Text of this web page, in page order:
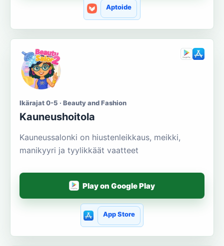
Aptoide
Ikärajat 0-5 · Beauty and Fashion
Kauneushoitola
Kauneussalonki on hiustenleikkaus, meikki,
manikyyri ja tyylikkäät vaatteet
Play on Google Play
App Store